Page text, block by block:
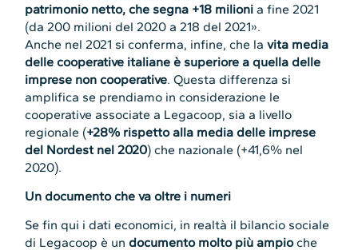
patrimonio netto, che segna +18 milioni a fine 2021
(da 200 milioni del 2020 a 218 del 2021».
Anche nel 2021 si conferma, infine, che lavita media
delle cooperative italiane è superiore a quella delle
imprese non cooperative. Questa differenza si
amplifica se prendiamo in considerazione le
cooperative associate a Legacoop, sia a livello
regionale (+28% rispetto alla media delle imprese
del Nordest nel 2020) che nazionale (+41,6% nel
2020).
Un documento che va oltre i numeri
Se fin qui i dati economici, in realtà il bilancio sociale
di Legacoop è undocumento molto più ampioche